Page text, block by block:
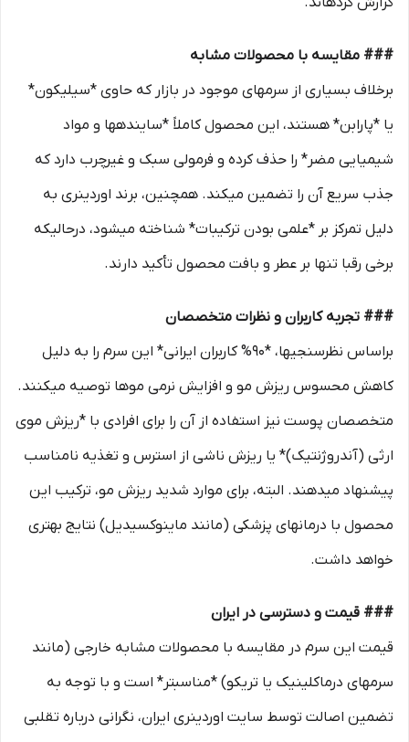
### مقایسه با محصولات مشابه
برخلاف بسیاری از سرمهای موجود در بازار که حاوی *سیلیکون*
یا *پارابن* هستند، این محصول کاملاً *سایندهها و مواد
شیمیایی مضر* را حذف کرده و فرمولی سبک و غیرچرب دارد که
جذب سریع آن را تضمین میکند. همچنین، برند اوردینری به
دلیل تمرکز بر *علمی بودن ترکیبات* شناخته میشود، درحالیکه
برخی رقبا تنها بر عطر و بافت محصول تأکید دارند.
### تجربه کاربران و نظرات متخصصان
براساس نظرسنجیها، *۹۰% کاربران ایرانی* این سرم را به دلیل
کاهش محسوس ریزش مو و افزایش نرمی موها توصیه میکنند.
متخصصان پوست نیز استفاده از آن را برای افرادی با *ریزش موی
ارثی (آندروژنتیک)* یا ریزش ناشی از استرس و تغذیه نامناسب
پیشنهاد میدهند. البته، برای موارد شدید ریزش مو، ترکیب این
محصول با درمانهای پزشکی (مانند ماینوکسیدیل) نتایج بهتری
خواهد داشت.
### قیمت و دسترسی در ایران
قیمت این سرم در مقایسه با محصولات مشابه خارجی (مانند
سرمهای درماکلینیک یا تریکو) *مناسبتر* است و با توجه به
تضمین اصالت توسط سایت اوردینری ایران، نگرانی درباره تقلبی